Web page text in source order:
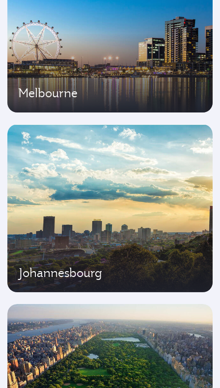
Melbourne
Johannesbourg